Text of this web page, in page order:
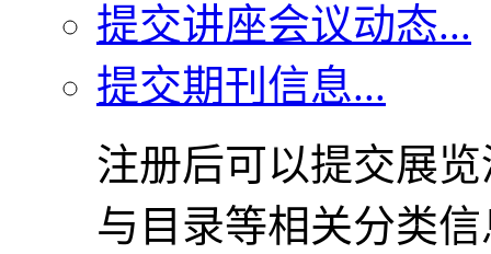
提交讲座会议动态...
提交期刊信息...
注册后可以提交展
与目录等相关分类